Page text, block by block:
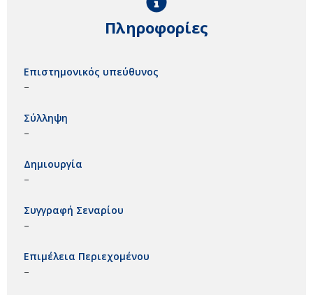
Πληροφορίες
Επιστημονικός υπεύθυνος
–
Σύλληψη
–
Δημιουργία
–
Συγγραφή Σεναρίου
–
Επιμέλεια Περιεχομένου
–